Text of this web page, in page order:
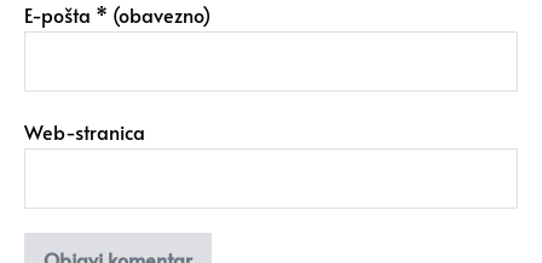
E-pošta * (obavezno)
Web-stranica